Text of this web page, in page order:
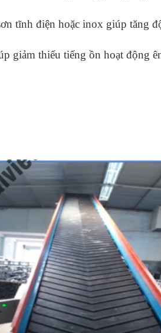
tĩnh điện hoặc inox giúp tăng
giảm thiếu tiếng ồn hoạt động